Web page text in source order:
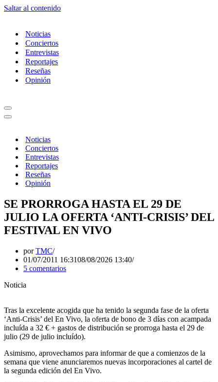
Saltar al contenido
Noticias
Conciertos
Entrevistas
Reportajes
Reseñas
Opinión
Menú
de
Menú
Noticias
Conciertos
Entrevistas
Reportajes
Reseñas
Opinión
SE PRORROGA HASTA EL 29 DE
JULIO LA OFERTA ‘ANTI-CRISIS’ DEL
FESTIVAL EN VIVO
porTMC
01/07/2011 16:3108/08/2026 13:40
5 comentarios
Noticia
Tras la excelente acogida que ha tenido la segunda fase de la oferta
‘Anti-Crisis’ del En Vivo, la oferta de bono de 3 días con acampada
incluída a 32 € + gastos de distribución se prorroga hasta el 29 de
julio (29 de julio incluído).
Asimismo, aprovechamos para informar de que a comienzos de la
semana que viene anunciaremos nuevas incorporaciones al cartel de
la segunda edición del En Vivo.